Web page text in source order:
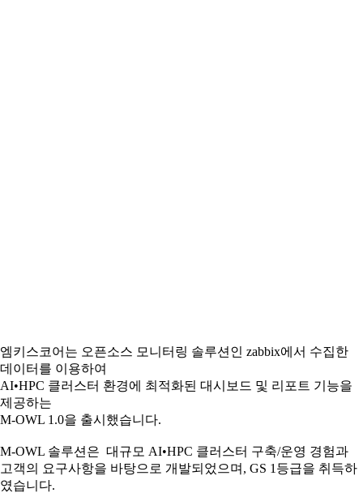
엠키스코어는 오픈소스 모니터링 솔루션인 zabbix에서 수집한
데이터를 이용하여
AI•HPC 클러스터 환경에 최적화된 대시보드 및 리포트 기능을
제공하는
M-OWL 1.0을 출시했습니다.
M-OWL 솔루션은 대규모 AI•HPC 클러스터 구축/운영 경험과
고객의 요구사항을 바탕으로 개발되었으며, GS 1등급을 취득하
였습니다.